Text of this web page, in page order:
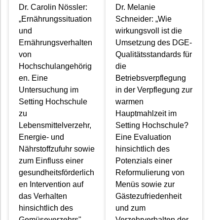
Dr. Carolin Nössler:
„Ernährungssituation
und
Ernährungsverhalten
von
Hochschulangehörig
en. Eine
Untersuchung im
Setting Hochschule
zu
Lebensmittelverzehr,
Energie- und
Nährstoffzufuhr sowie
zum Einfluss einer
gesundheitsförderlich
en Intervention auf
das Verhalten
hinsichtlich des
Dr. Melanie
Schneider: „Wie
wirkungsvoll ist die
Umsetzung des DGE-
Qualitätsstandards für
die
Betriebsverpflegung
in der Verpflegung zur
warmen
Hauptmahlzeit im
Setting Hochschule?
Eine Evaluation
hinsichtlich des
Potenzials einer
Reformulierung von
Menüs sowie zur
Gästezufriedenheit
und zum